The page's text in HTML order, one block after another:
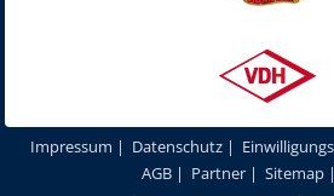
Impressum | Datenschutz |
AGB| Partner| Sitemap|